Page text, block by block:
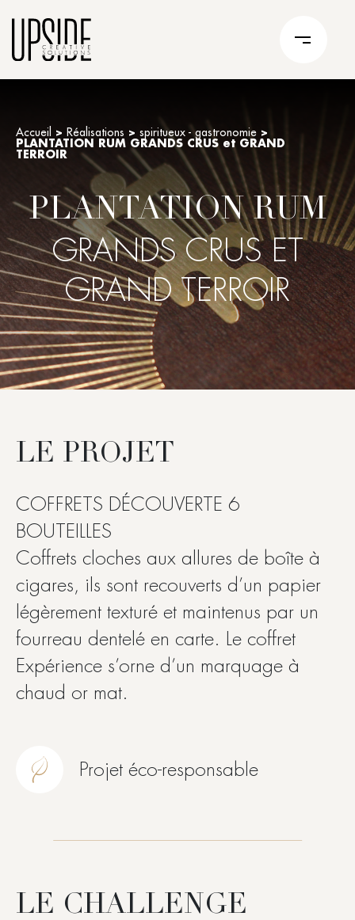
Accueil > Réalisations > spiritueux - gastronomie >
PLANTATION RUM GRANDS CRUS et GRAND
TERROIR
PLANTATION RUM
GRANDS CRUS ET
GRAND TERROIR
LE PROJET
COFFRETS DÉCOUVERTE 6
BOUTEILLES
Coffrets cloches aux allures de boîte à
cigares, ils sont recouverts d’un papier
légèrement texturé et maintenus par un
fourreau dentelé en carte. Le coffret
Expérience s’orne d’un marquage à
chaud or mat.
Projet éco-responsable
LE CHALLENGE